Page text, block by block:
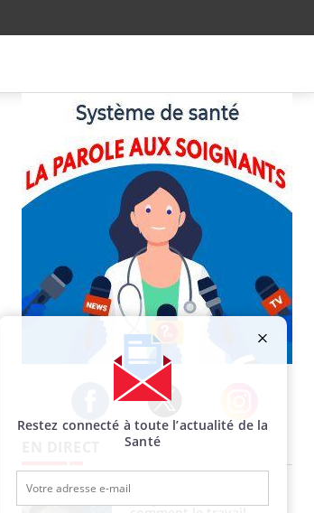
Facebook Twitter Instagram
Restez connecté à toute l’actualité de la
Santé